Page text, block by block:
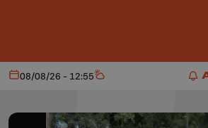
Aujourd'hui
08/08/26 - 12:55 Météo